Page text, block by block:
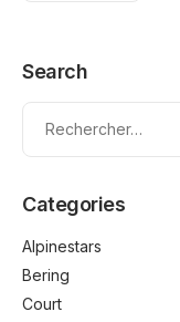
Search
Categories
Alpinestars
Bering
Court